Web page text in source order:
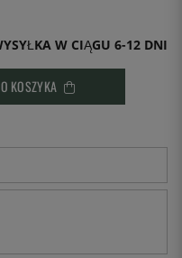
W CIĄGU 6-12 DNI
KOSZYKA